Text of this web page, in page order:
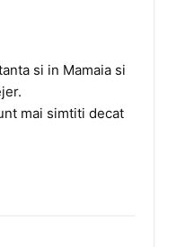
si in Mamaia si
mai simtiti decat